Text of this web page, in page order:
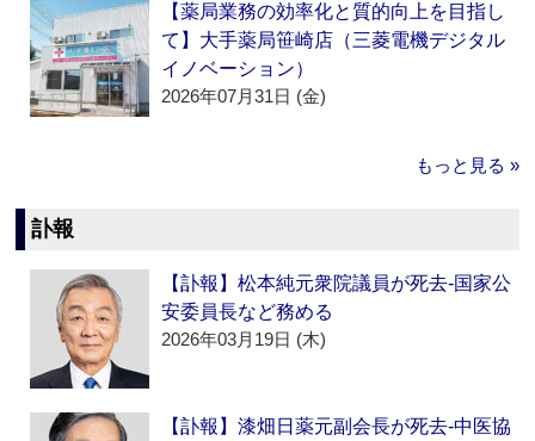
【薬局業務の効率化と質的向上を目指し
て】大手薬局笹崎店（三菱電機デジタル
イノベーション）
2026年07月31日 (金)
もっと見る »
訃報
【訃報】松本純元衆院議員が死去‐国家公
安委員長など務める
2026年03月19日 (木)
【訃報】漆畑日薬元副会長が死去‐中医協